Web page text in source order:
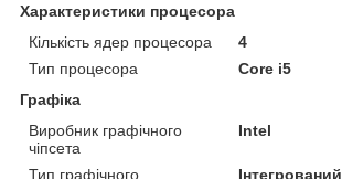
Характеристики процесора
Кількість ядер процесора
4
Тип процесора
Core i5
Графіка
Виробник графічного
чіпсета
Intel
Тип графічного
Інтегрований